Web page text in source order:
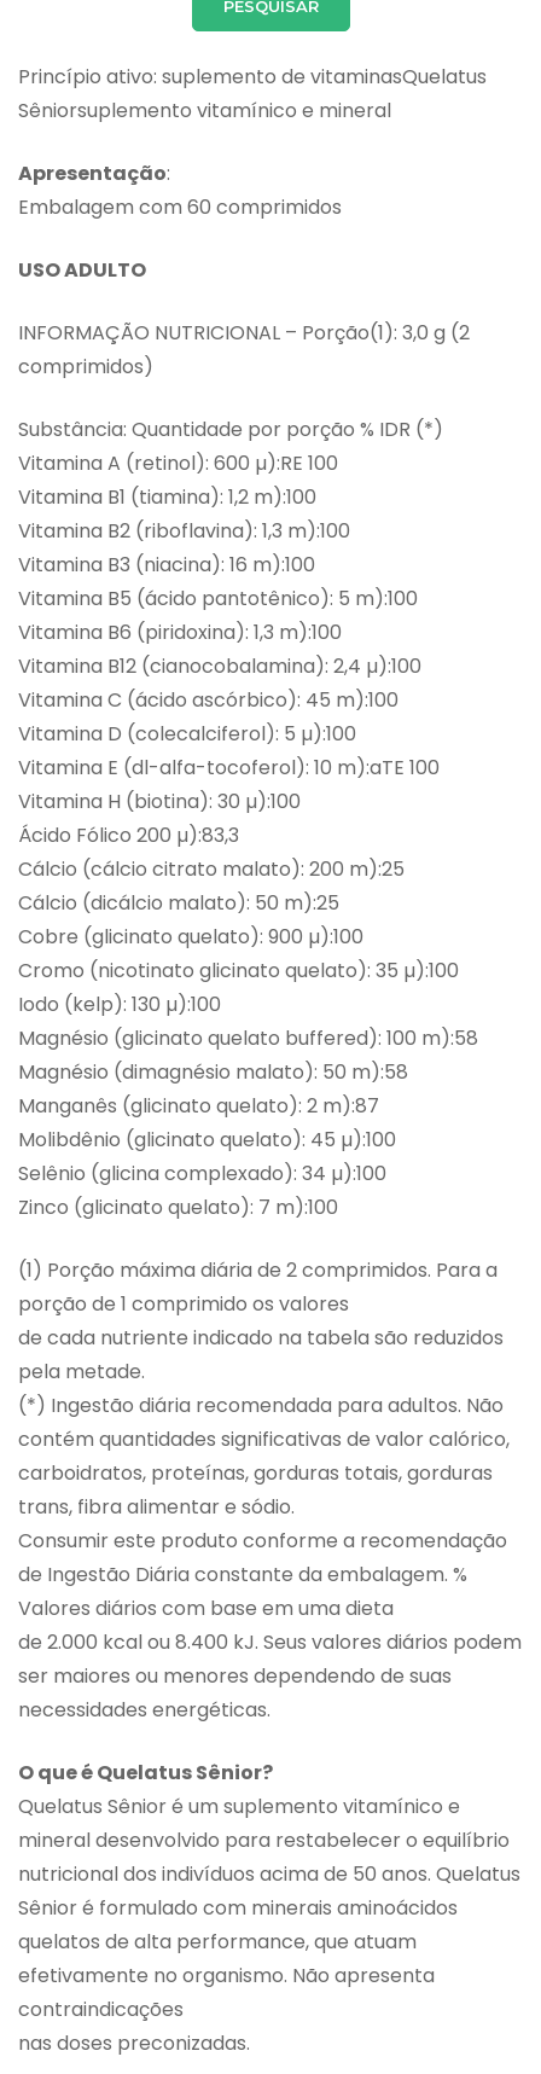
Princípio ativo: suplemento de vitaminasQuelatus
Sêniorsuplemento vitamínico e mineral
Apresentação:
Embalagem com 60 comprimidos
USO ADULTO
INFORMAÇÃO NUTRICIONAL – Porção(1): 3,0 g (2
comprimidos)
Substância: Quantidade por porção % IDR (*)
Vitamina A (retinol): 600 µ):RE 100
Vitamina B1 (tiamina): 1,2 m):100
Vitamina B2 (riboflavina): 1,3 m):100
Vitamina B3 (niacina): 16 m):100
Vitamina B5 (ácido pantotênico): 5 m):100
Vitamina B6 (piridoxina): 1,3 m):100
Vitamina B12 (cianocobalamina): 2,4 µ):100
Vitamina C (ácido ascórbico): 45 m):100
Vitamina D (colecalciferol): 5 µ):100
Vitamina E (dl-alfa-tocoferol): 10 m):aTE 100
Vitamina H (biotina): 30 µ):100
Ácido Fólico 200 µ):83,3
Cálcio (cálcio citrato malato): 200 m):25
Cálcio (dicálcio malato): 50 m):25
Cobre (glicinato quelato): 900 µ):100
Cromo (nicotinato glicinato quelato): 35 µ):100
Iodo (kelp): 130 µ):100
Magnésio (glicinato quelato buffered): 100 m):58
Magnésio (dimagnésio malato): 50 m):58
Manganês (glicinato quelato): 2 m):87
Molibdênio (glicinato quelato): 45 µ):100
Selênio (glicina complexado): 34 µ):100
Zinco (glicinato quelato): 7 m):100
(1) Porção máxima diária de 2 comprimidos. Para a
porção de 1 comprimido os valores
de cada nutriente indicado na tabela são reduzidos
pela metade.
(*) Ingestão diária recomendada para adultos. Não
contém quantidades significativas de valor calórico,
carboidratos, proteínas, gorduras totais, gorduras
trans, fibra alimentar e sódio.
Consumir este produto conforme a recomendação
de Ingestão Diária constante da embalagem. %
Valores diários com base em uma dieta
de 2.000 kcal ou 8.400 kJ. Seus valores diários podem
ser maiores ou menores dependendo de suas
necessidades energéticas.
O que é Quelatus Sênior?
Quelatus Sênior é um suplemento vitamínico e
mineral desenvolvido para restabelecer o equilíbrio
nutricional dos indivíduos acima de 50 anos. Quelatus
Sênior é formulado com minerais aminoácidos
quelatos de alta performance, que atuam
efetivamente no organismo. Não apresenta
contraindicações
nas doses preconizadas.